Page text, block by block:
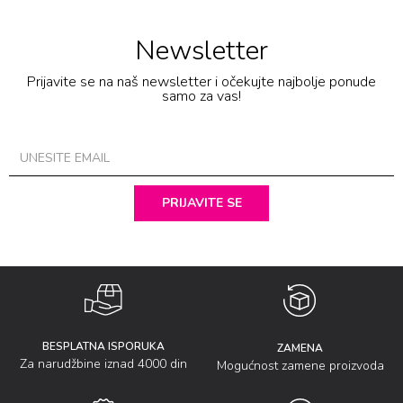
Newsletter
Prijavite se na naš newsletter i očekujte najbolje ponude
samo za vas!
PRIJAVITE SE
BESPLATNA ISPORUKA
Za narudžbine iznad 4000 din
ZAMENA
Mogućnost zamene proizvoda